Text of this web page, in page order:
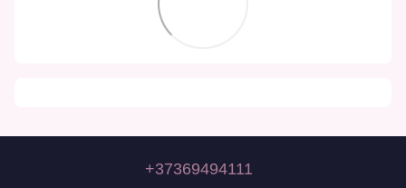
+37369494111